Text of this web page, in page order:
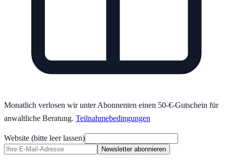
Monatlich verlosen wir unter Abonnenten einen 50-€-Gutschein für
anwaltliche Beratung. Teilnahmebedingungen
Website (bitte leer lassen)
Newsletter abonnieren